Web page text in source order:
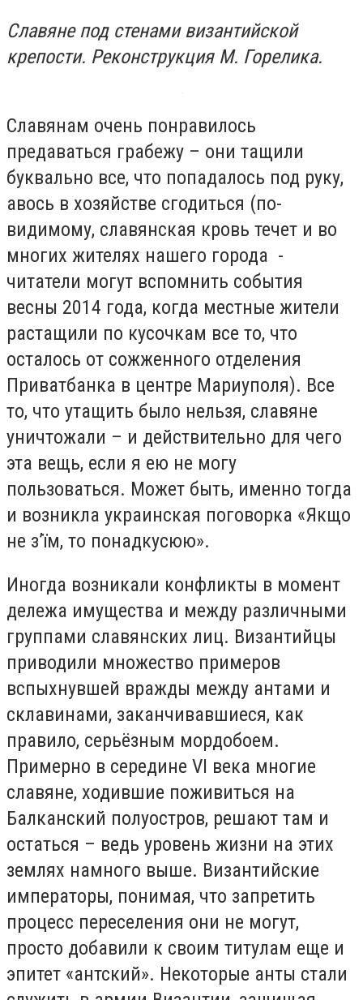
Славяне под стенами византийской
крепости. Реконструкция М. Горелика.
Славянам очень понравилось
предаваться грабежу – они тащили
буквально все, что попадалось под руку,
авось в хозяйстве сгодиться (по-
видимому, славянская кровь течет и во
многих жителях нашего города -
читатели могут вспомнить события
весны 2014 года, когда местные жители
растащили по кусочкам все то, что
осталось от сожженного отделения
Приватбанка в центре Мариуполя). Все
то, что утащить было нельзя, славяне
уничтожали – и действительно для чего
эта вещь, если я ею не могу
пользоваться. Может быть, именно тогда
и возникла украинская поговорка «Якщо
не з’їм, то понадкусюю».
Иногда возникали конфликты в момент
дележа имущества и между различными
группами славянских лиц. Византийцы
приводили множество примеров
вспыхнувшей вражды между антами и
склавинами, заканчивавшиеся, как
правило, серьёзным мордобоем.
Примерно в середине VI века многие
славяне, ходившие поживиться на
Балканский полуостров, решают там и
остаться – ведь уровень жизни на этих
землях намного выше. Византийские
императоры, понимая, что запретить
процесс переселения они не могут,
просто добавили к своим титулам еще и
эпитет «антский». Некоторые анты стали